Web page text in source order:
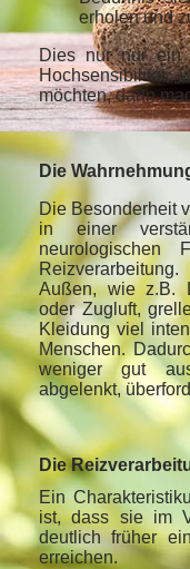
erholen und
Dies nur nur ein
Hochsensibilität,
möchten, dann
Die
Die Besonderheit
in einer
Außen, wie z.B.
oder Zugluft,
Kleidung viel
Menschen.
weniger gut
abgelenkt,
Die
Ein
ist, dass sie im
deutlich früher
erreichen.